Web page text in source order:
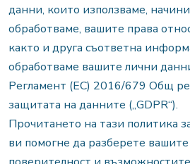
данни, които използваме,
обработваме, вашите права
както и друга съответна
обработваме вашите лични
Регламент (ЕС) 2016/679 Общ
защитата на данните („GDPR“).
Прочитането на тази политика
ви помогне да разберете вашите